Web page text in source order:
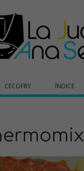
CECOFRY ÍNDICE